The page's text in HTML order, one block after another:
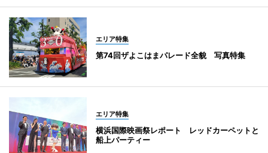
エリア特集
第74回ザよこはまパレード全貌 写真特集
エリア特集
横浜国際映画祭レポート レッドカーペットと
船上パーティー